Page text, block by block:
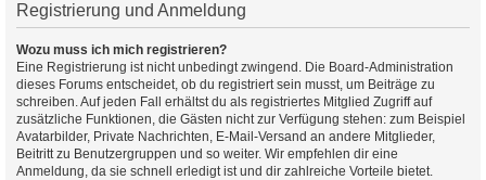
Registrierung und Anmeldung
Wozu muss ich mich registrieren?
Eine Registrierung ist nicht unbedingt zwingend. Die Board-Administration
dieses Forums entscheidet, ob du registriert sein musst, um Beiträge zu
schreiben. Auf jeden Fall erhältst du als registriertes Mitglied Zugriff auf
zusätzliche Funktionen, die Gästen nicht zur Verfügung stehen: zum Beispiel
Avatarbilder, Private Nachrichten, E-Mail-Versand an andere Mitglieder,
Beitritt zu Benutzergruppen und so weiter. Wir empfehlen dir eine
Anmeldung, da sie schnell erledigt ist und dir zahlreiche Vorteile bietet.